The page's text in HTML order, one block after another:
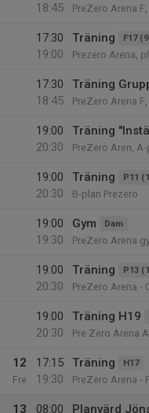
18:45
PreZero Arena F,
17:30
19:00
Träning F17
Prezero Arena,
17:30
18:45
Träning
PreZero Arena F,
19:00
20:30
Träning
PreZero Aren, A-
19:00
20:30
Träning P11
B-plan Prezero
19:00
19:30
Gym Dam
PreZero Arena
19:00
20:30
Träning P13
PreZero Arena -
19:00
20:30
Träning H19
Pre Zero Arena
12
Fre
17:15
19:30
Träning H17
PreZero Arena -
13 08:00 Planvärd